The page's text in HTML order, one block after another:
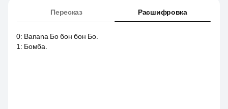
Пересказ Расшифровка
0: Banana Бо бон бон Бо.
1 : Бомба.